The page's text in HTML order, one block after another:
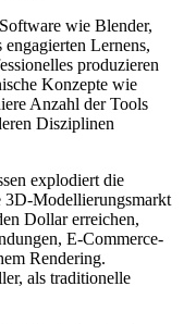
wie Blender,
Lernens,
produzieren
Konzepte wie
Anzahl der Tools
Disziplinen
explodiert die
3D-Modellierungsmarkt
Dollar erreichen,
E-Commerce-
Rendering.
als traditionelle